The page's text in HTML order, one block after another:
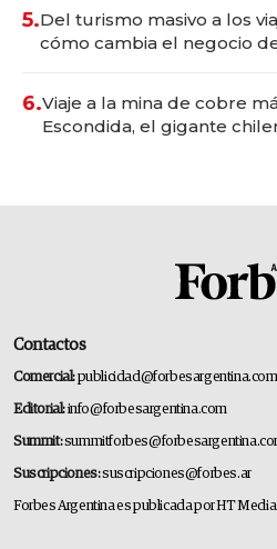
5.Del turismo masivo a los
cómo cambia el negocio
6.Viaje a la mina de cobre
Escondida, el gigante
Contactos
Comercial:publicidad@forbesargentina.com
Editorial:info@forbesargentina.com
Summit:
Suscripciones:suscripciones@forbes.ar
Forbes Argentina es publicada por HT Media